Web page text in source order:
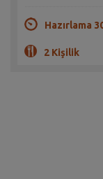
Hazırlama
2 Kişilik